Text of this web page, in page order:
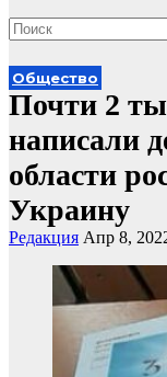
Общество
Почти 2
написали
области
Украину
Редакция Апр 8,